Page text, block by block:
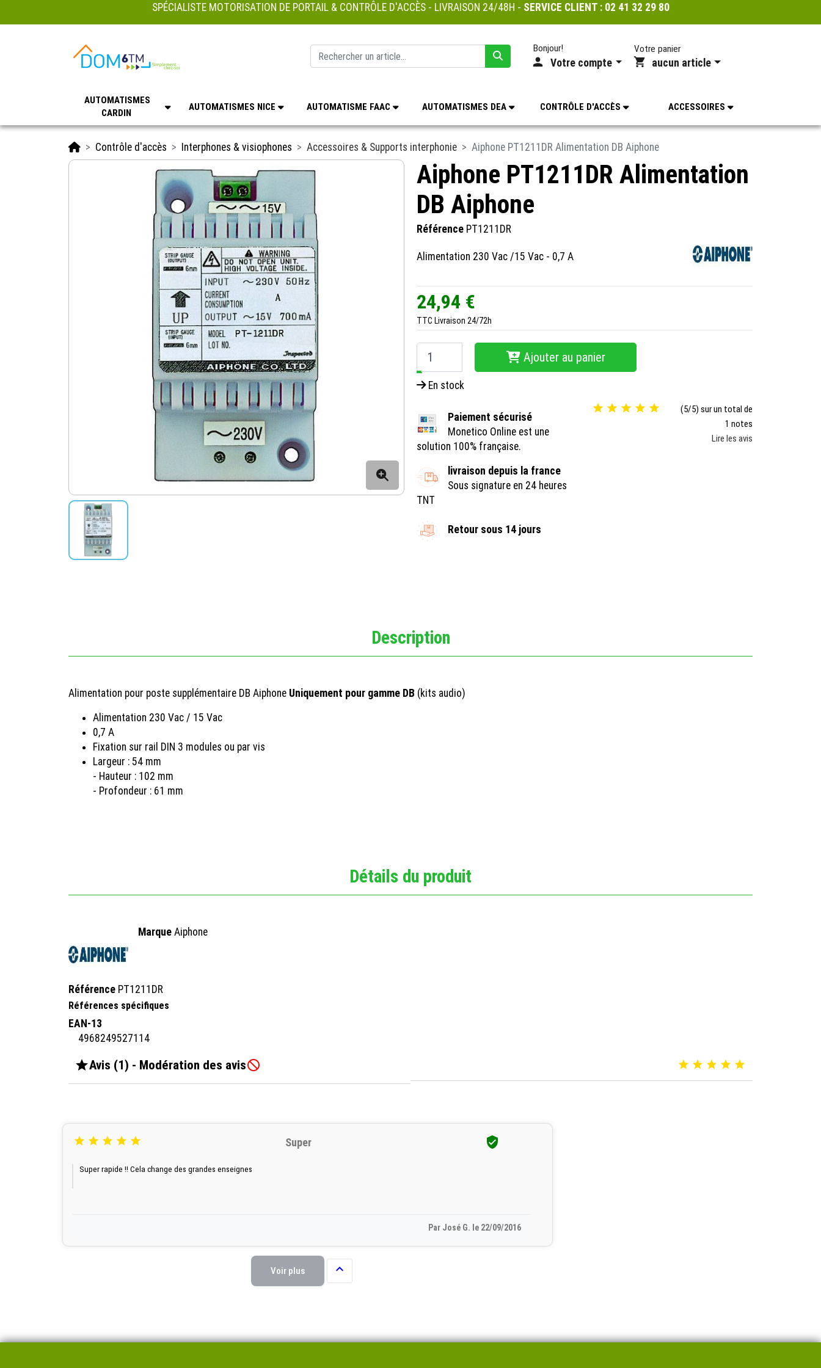
SPÉCIALISTE MOTORISATION DE PORTAIL & CONTRÔLE D'ACCÈS - LIVRAISON 24/48H - SERVICE CLIENT : 02 41 32 29 80
Bonjour!
Votre compte
Votre panier
aucun article
AUTOMATISMES
CARDIN
AUTOMATISMES NICE AUTOMATISME FAAC AUTOMATISMES DEA CONTRÔLE D'ACCÈS ACCESSOIRES
AccueilContrôle d'accès Interphones & visiophones Accessoires & Supports interphonie Aiphone PT1211DR Alimentation DB Aiphone
Aiphone PT1211DR Alimentation
DB Aiphone
Référence PT1211DR
Alimentation 230 Vac /15 Vac - 0,7 A
24,94 €
TTC Livraison 24/72h
−
Ajouter au panier
En stock
Paiement sécurisé
Monetico Online est une
solution 100% française.
livraison depuis la france
Sous signature en 24 heures
TNT
Retour sous 14 jours
    
(5/5) sur un total de
1 notes
Lire les avis
Description
Alimentation pour poste supplémentaire DB Aiphone Uniquement pour gamme DB (kits audio)
Alimentation 230 Vac / 15 Vac
0,7 A
Fixation sur rail DIN 3 modules ou par vis
Largeur : 54 mm
- Hauteur : 102 mm
- Profondeur : 61 mm
Détails du produit
Marque Aiphone
Référence PT1211DR
Références spécifiques
EAN-13
4968249527114
Avis (1) - Modération des avis     
     Super 
Super rapide !! Cela change des grandes enseignes
Par José G. le 22/09/2016
Voir plus 